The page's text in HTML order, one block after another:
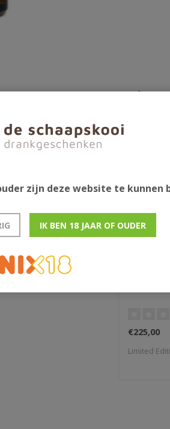
in 2021.
€225,00
Limited
zijn deze website te kunnen
IK BEN 18 JAAR OF OUDER